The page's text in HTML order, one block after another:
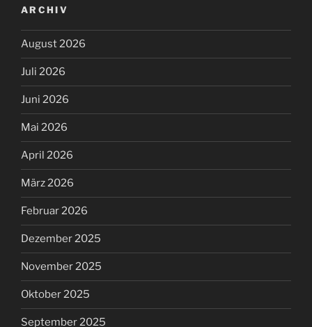
ARCHIV
August 2026
Juli 2026
Juni 2026
Mai 2026
April 2026
März 2026
Februar 2026
Dezember 2025
November 2025
Oktober 2025
September 2025